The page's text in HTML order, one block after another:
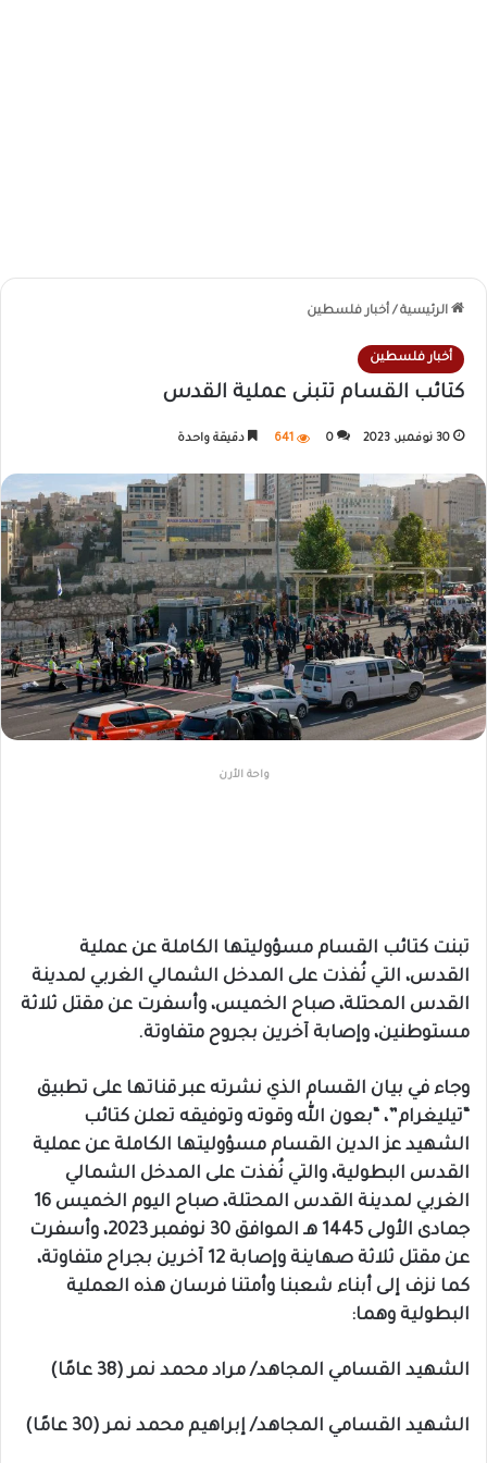
الرئيسية / أخبار فلسطين
أخبار فلسطين
كتائب القسام تتبنى عملية القدس
30 نوفمبر، 2023 0
641 دقيقة واحدة
واحة الأرن
تبنت كتائب القسام مسؤوليتها الكاملة عن عملية
القدس، التي نُفذت على المدخل الشمالي الغربي لمدينة
القدس المحتلة، صباح الخميس، وأسفرت عن مقتل ثلاثة
مستوطنين، وإصابة آخرين بجروح متفاوتة.
وجاء في بيان القسام الذي نشرته عبر قناتها على تطبيق
“تيليغرام”، “بعون الله وقوته وتوفيقه تعلن كتائب
الشهيد عز الدين القسام مسؤوليتها الكاملة عن عملية
القدس البطولية، والتي نُفذت على المدخل الشمالي
الغربي لمدينة القدس المحتلة، صباح اليوم الخميس 16
جمادى الأولى 1445 هـ الموافق 30 نوفمبر 2023، وأسفرت
عن مقتل ثلاثة صهاينة وإصابة 12 آخرين بجراح متفاوتة،
كما نزف إلى أبناء شعبنا وأمتنا فرسان هذه العملية
البطولية وهما:
الشهيد القسامي المجاهد/ مراد محمد نمر (38 عامًا)
الشهيد القسامي المجاهد/ إبراهيم محمد نمر (30 عامًا)